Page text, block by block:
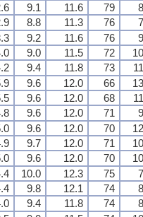
9.1 11.6 79
8.8 11.3 76
9.2 11.6 76
9.0 11.5 72
9.4 11.8 73
9.6 12.0 66
9.6 12.0 68
9.6 12.0 71
9.6 12.0 70
9.7 12.0 71
9.6 12.0 70
10.0 12.3 75
9.8 12.1 74
9.4 11.8 74
9.1 11.6 79
8.8 11.3 76
9.2 11.6 76
9.0 11.5 72
9.4 11.8 73
9.6 12.0 66
9.6 12.0 68
9.6 12.0 71
9.6 12.0 70
9.7 12.0 71
9.6 12.0 70
10.0 12.3 75
9.8 12.1 74
9.4 11.8 74
9.1 11.6 79
8.8 11.3 76
9.2 11.6 76
9.0 11.5 72
9.4 11.8 73
9.6 12.0 66
9.6 12.0 68
9.6 12.0 71
9.6 12.0 70
9.7 12.0 71
9.6 12.0 70
10.0 12.3 75
9.8 12.1 74
9.4 11.8 74
9.1 11.6 79
8.8 11.3 76
9.2 11.6 76
9.0 11.5 72
9.4 11.8 73
9.6 12.0 66
9.6 12.0 68
9.6 12.0 71
9.6 12.0 70
9.7 12.0 71
9.6 12.0 70
10.0 12.3 75
9.8 12.1 74
9.4 11.8 74